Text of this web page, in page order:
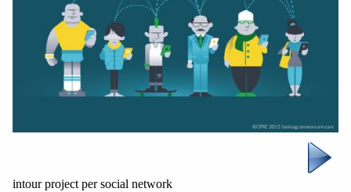
intour project per social network